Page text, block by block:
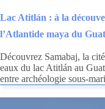
Lac Atitlán : à la
l’Atlantide maya du
Découvrez Samabaj, la
eaux du lac Atitlán au
entre archéologie sous-